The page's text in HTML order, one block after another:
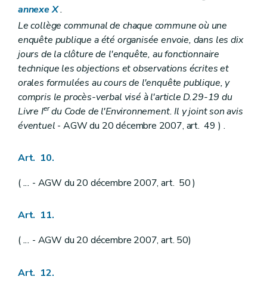
annexe X.
Le collège communal de chaque commune où une
enquête publique a été organisée envoie, dans les dix
jours de la clôture de l'enquête, au fonctionnaire
technique les objections et observations écrites et
orales formulées au cours de l'enquête publique, y
compris le procès-verbal visé à l'article D.29-19 du
Livre Ierdu Code de l'Environnement. Il y joint son avis
éventuel - AGW du 20 décembre 2007, art. 49 ) .
Art. 10.
(... - AGW du 20 décembre 2007, art. 50 )
Art. 11.
(... - AGW du 20 décembre 2007, art. 50)
Art. 12.